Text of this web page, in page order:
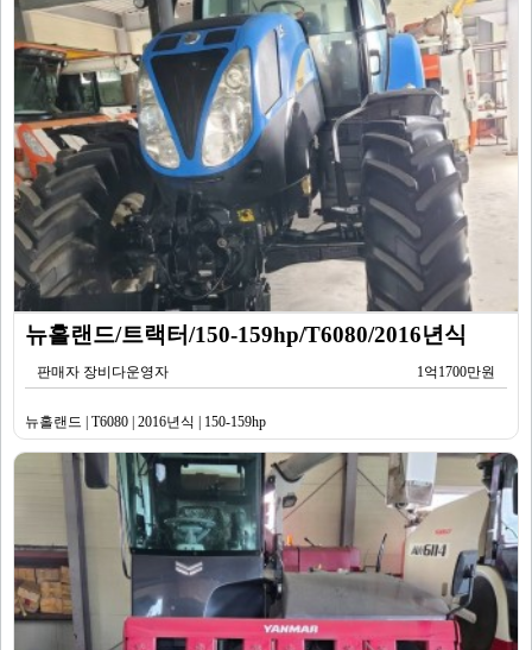
뉴홀랜드/트랙터/150-159hp/T6080/2016년식
판매자 장비다운영자 1억1700만원
뉴홀랜드 | T6080 | 2016년식 | 150-159hp